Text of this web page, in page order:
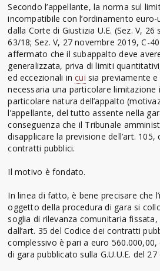
Secondo l’appellante, la norma sul
incompatibile con l’ordinamento
dalla Corte di Giustizia U.E. (Sez. V,
63/18; Sez. V, 27 novembre 2019, C-
affermato che il subappalto deve
generalizzata, priva di limiti
ed eccezionali incui sia previamente
necessaria una particolare limitazione
particolare natura dell’appalto
l’appellante, del tutto assente nella
conseguenza che il Tribunale
disapplicare la previsione dell’art.
contratti pubblici.
Il motivo è fondato.
In linea di fatto, è bene precisare che
oggetto della procedura di gara si
soglia di rilevanza comunitaria
dall’art. 35 del Codice dei contratti
complessivo è pari a euro
di gara pubblicato sulla G.U.U.E. del